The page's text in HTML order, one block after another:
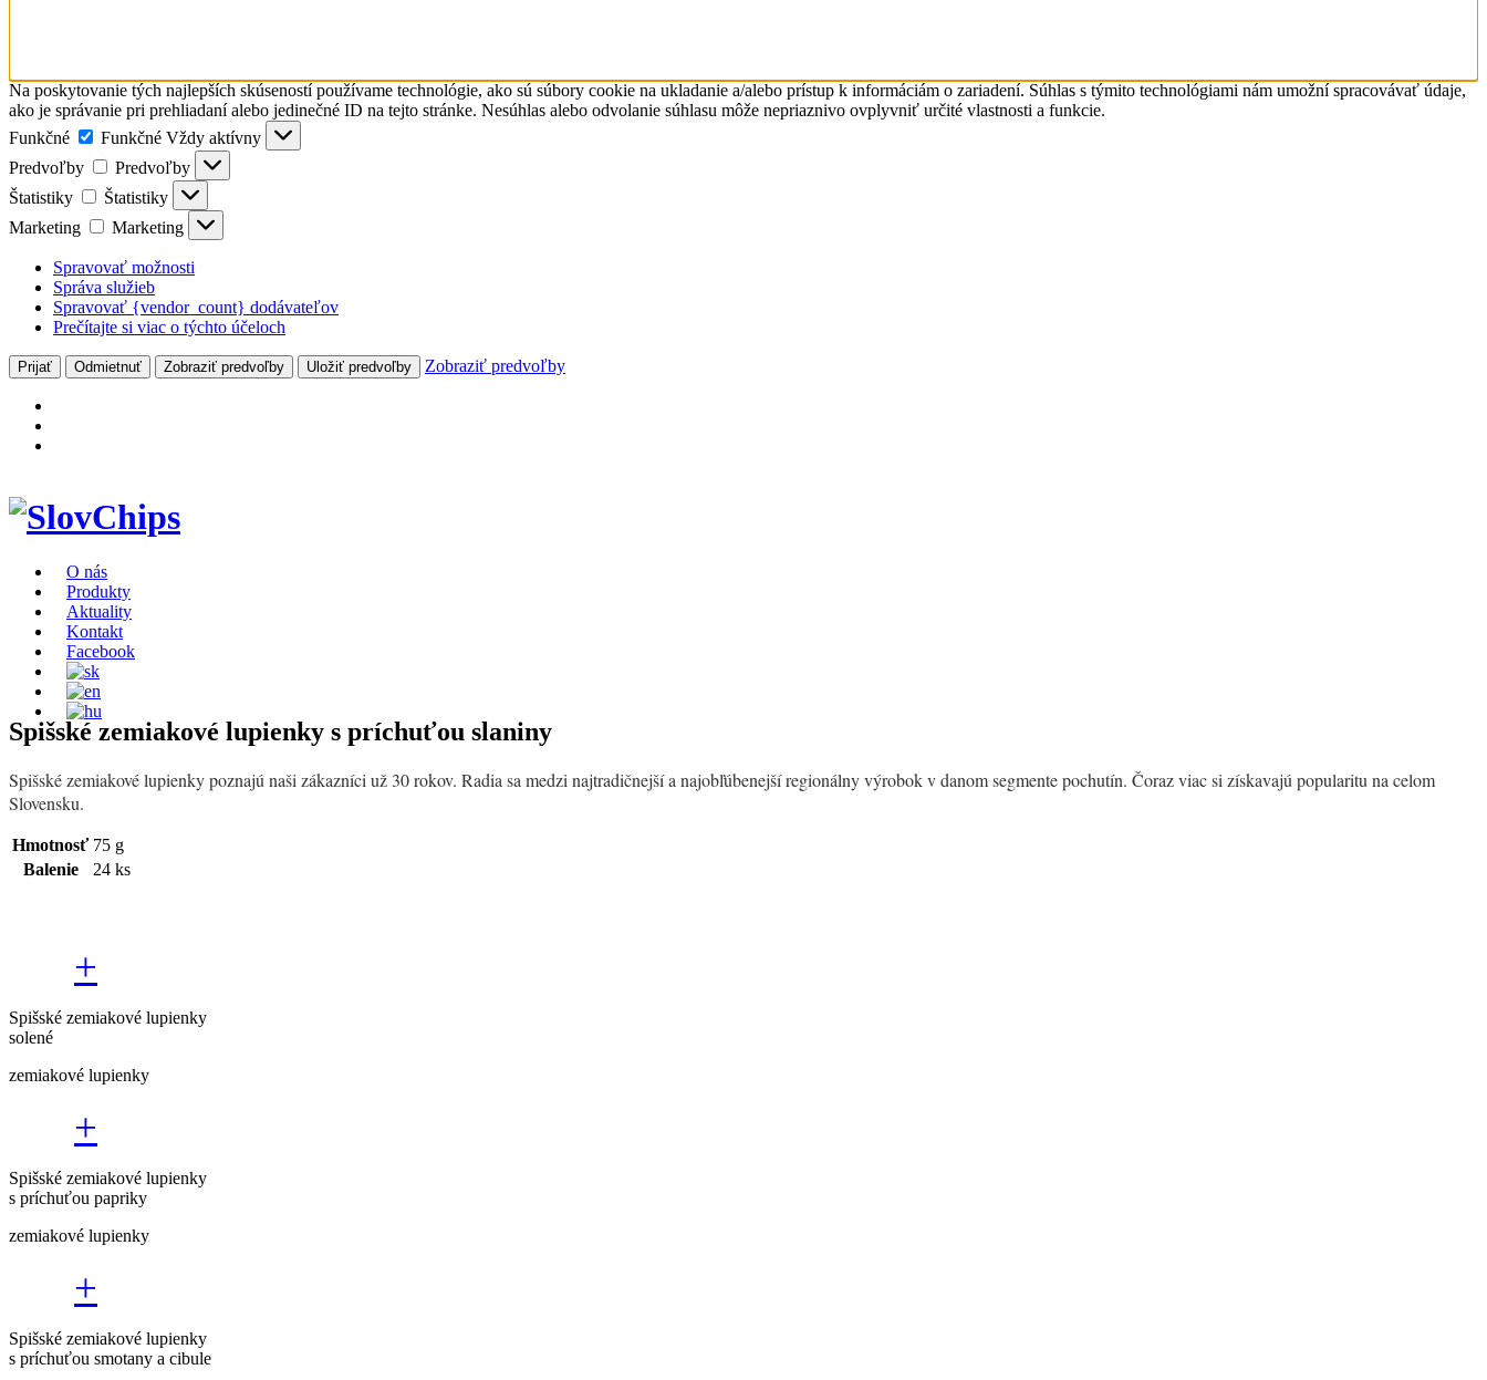
Na poskytovanie tých najlepších skúseností používame technológie, ako sú súbory cookie na ukladanie a/alebo prístup k informáciám o zariadení. Súhlas s týmito technológiami nám umožní spracovávať údaje,
ako je správanie pri prehliadaní alebo jedinečné ID na tejto stránke. Nesúhlas alebo odvolanie súhlasu môže nepriaznivo ovplyvniť určité vlastnosti a funkcie.
Funkčné
Funkčné Vždy aktívny
Predvoľby
Predvoľby
Štatistiky
Štatistiky
Marketing
Marketing
Spravovať možnosti
Správa služieb
Spravovať {vendor_count} dodávateľov
Prečítajte si viac o týchto účeloch
Prijať Odmietnuť Zobraziť predvoľby Uložiť predvoľby Zobraziť predvoľby
O nás
Produkty
Aktuality
Kontakt
Facebook
Spišské zemiakové lupienky s príchuťou slaniny
Spišské zemiakové lupienky poznajú naši zákazníci už 30 rokov. Radia sa medzi najtradičnejší a najobľúbenejší regionálny výrobok v danom segmente pochutín. Čoraz viac si získavajú popularitu na celom
Slovensku.
Hmotnosť 75 g
Balenie
24 ks
+
Spišské zemiakové lupienky
solené
zemiakové lupienky
+
Spišské zemiakové lupienky
s príchuťou papriky
zemiakové lupienky
+
Spišské zemiakové lupienky
s príchuťou smotany a cibule